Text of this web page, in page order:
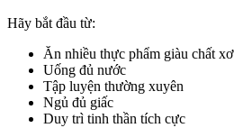
Hãy bắt đầu từ:
Ăn nhiều thực phẩm giàu chất xơ
Uống đủ nước
Tập luyện thường xuyên
Ngủ đủ giấc
Duy trì tinh thần tích cực